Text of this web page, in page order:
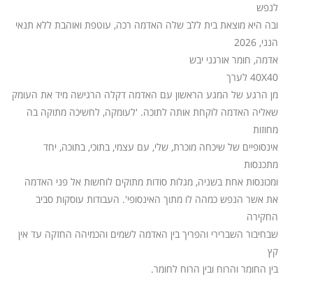
לנפש
ובה היא מוצאת בית ללב שלה האדמה רכה, עוטפת ואוהבת ללא תנאי
הנני, 2026
אדמה, חומר אורגני יבש
40X40 לערך
מן הרגע של המגע הראשון עם האדמה דקלה הרגישה מיד את העומק
שאליה האדמה לוקחת אותה לתוכה. 'לעומקה, לחשיכה מתוקה בה
מחוזות
אינסופיים של שיכחה מוכרת, שלי, עם עצמי, בתוכי, בתוכה, יחד
מתכנסות
ומכונסות אחת בשניה, מגלות סודות מתוקים לוחשות אל פני האדמה
את אשר הנפש כמהה לו מתוך האינסופי'. העבודות עוסקות סביב
החקירה
שבחיבור השברירי והפריך בין האדמה לשמים והכמיהה החזקה עד אין
קץ
בין החומר והרוח ובין הרוח לחומר.